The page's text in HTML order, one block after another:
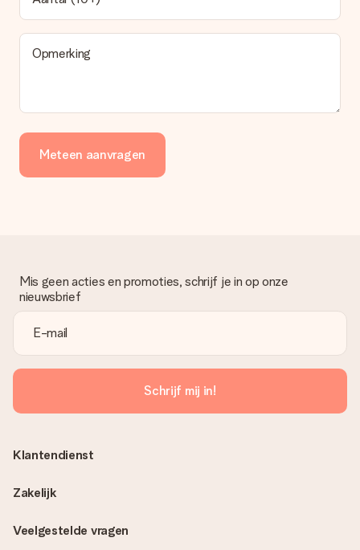
Opmerking
Meteen aanvragen
Mis geen acties en promoties, schrijf je in op onze
nieuwsbrief
Schrijf mij in!
Veelgestelde vragen
Klantendienst
Zakelijk